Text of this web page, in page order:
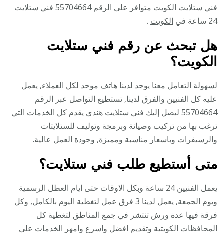
فني ستلايت الكويت متوافر على الرقم 55704664
فني ستلايت
24 ساعة في
الكويت .
هل تبحث عن رقم فني ستلايت
الكويت؟
لسهولة التعامل معنا يوجد لدينا هاتف موحد لكل العملاء, يعمل
عليه كل الفنيين والفرق لدينا, تستطيع التواصل عبر الرقم
55704664 ليصل إليك فني ستلايت هندي يقدم كل الخدمات التي
ترغب بها من تركيب وصيانة وبرمجة وتوليف للستلايتات
والرسيفرات وباسعار مناسبة ومميزة, وجودة العمل عالية.
متى أستطيع طلب فني ستلايت؟
يعمل الفنيين 24 ساعة وبكل الاوقات حتى ايام العطل الرسمية
ويوم الجمعة, يعمل لدينا 3 فرق عمل لتغطية اليوم بالكامل, وكل
فرقة فيها عدة ورش تنتشر في جمع المناطق لتغطية كل
المحافظات الكويتية وتقديم افضل واسرع وامهر الخدمات على